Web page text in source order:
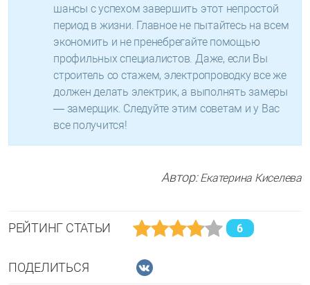
шансы с успехом завершить этот непростой
период в жизни. Главное не пытайтесь на всем
экономить и не пренебрегайте помощью
профильных специалистов. Даже, если Вы
строитель со стажем, электропроводку все же
должен делать электрик, а выполнять замеры
— замерщик. Следуйте этим советам и у Вас
все получится!
Автор:Екатерина Киселева
РЕЙТИНГ СТАТЬИ 6
ПОДЕЛИТЬСЯ